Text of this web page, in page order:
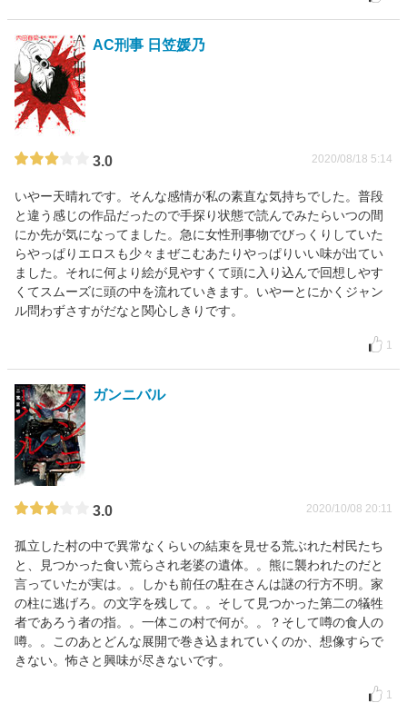
AC刑事 日笠媛乃
3.0 2020/08/18 5:14
いやー天晴れです。そんな感情が私の素直な気持ちでした。普段
と違う感じの作品だったので手探り状態で読んでみたらいつの間
にか先が気になってました。急に女性刑事物でびっくりしていた
らやっぱりエロスも少々まぜこむあたりやっぱりいい味が出てい
ました。それに何より絵が見やすくて頭に入り込んで回想しやす
くてスムーズに頭の中を流れていきます。いやーとにかくジャン
ル問わずさすがだなと関心しきりです。
1
ガンニバル
3.0 2020/10/08 20:11
孤立した村の中で異常なくらいの結束を見せる荒ぶれた村民たち
と、見つかった食い荒らされ老婆の遺体。。熊に襲われたのだと
言っていたが実は。。しかも前任の駐在さんは謎の行方不明。家
の柱に逃げろ。の文字を残して。。そして見つかった第二の犠牲
者であろう者の指。。一体この村で何が。。？そして噂の食人の
噂。。このあとどんな展開で巻き込まれていくのか、想像すらで
きない。怖さと興味が尽きないです。
1